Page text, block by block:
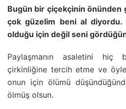
Bugün bir çiçekçinin önünden
çok güzelim beni al diyordu.
olduğu için değil seni
Paylaşmanın asaletini hiç
çirkinliğine tercih etme ve
onun için ölümü
ölmüş olsun.